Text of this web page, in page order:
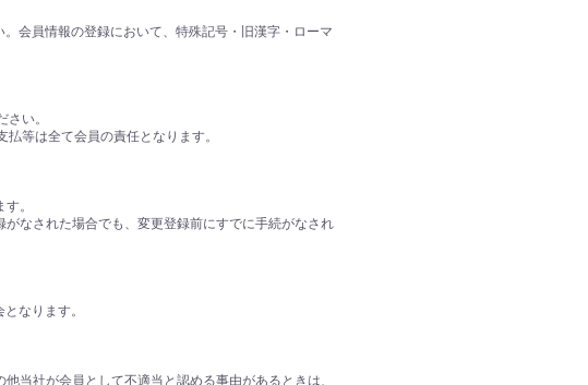
会員情報の登録において、特殊記号・旧漢字・ローマ
い。
等は全て会員の責任となります。
。
なされた場合でも、変更登録前にすでに手続がなされ
なります。
当社が会員として不適当と認める事由があるときは、